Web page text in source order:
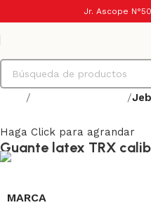
Jr. Ascope
Haga Click para agrandar
Guante latex TRX
MARCA